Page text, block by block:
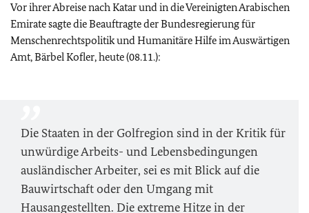
Vor ihrer Abreise nach Katar und in die Vereinigten Arabischen
Emirate sagte die Beauftragte der Bundesregierung für
Menschenrechtspolitik und Humanitäre Hilfe im Auswärtigen
Amt, Bärbel Kofler, heute (08.11.):
Die Staaten in der Golfregion sind in der Kritik für
unwürdige Arbeits- und Lebensbedingungen
ausländischer Arbeiter, sei es mit Blick auf die
Bauwirtschaft oder den Umgang mit
Hausangestellten. Die extreme Hitze in der